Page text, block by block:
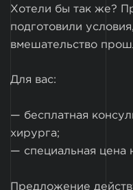
Хотели бы так же?
подготовили
вмешательство
Для вас:
— бесплатная
хирурга;
— специальная цена
Предложение